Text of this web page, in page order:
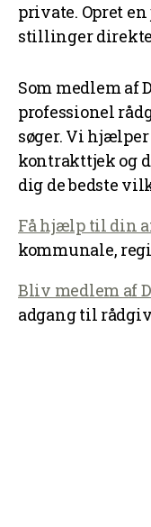
private. Opret
stillinger
Som medlem af
professionel
søger. Vi
kontrakttjek og
dig de bedste
Få hjælp til din
kommunale,
Bliv medlem af
adgang til